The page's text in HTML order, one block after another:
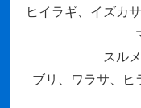
ヒイラギ、イズカ
スル
ブリ、ワラサ、ヒ